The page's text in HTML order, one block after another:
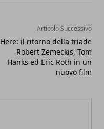
Articolo Successivo
Here: il ritorno della triade
Robert Zemeckis, Tom
Hanks ed Eric Roth in un
nuovo film